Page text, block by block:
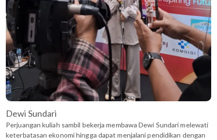
Dewi Sundari
Perjuangan kuliah sambil bekerja membawa Dewi Sundari melewati
keterbatasan ekonomi hingga dapat menjalani pendidikan dengan